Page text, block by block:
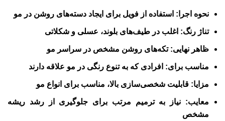
نحوه اجرا: استفاده از فویل برای ایجاد دسته‌های روشن در مو
تناژ رنگ: اغلب در طیف‌های بلوند، عسلی و شکلاتی
ظاهر نهایی: تکه‌های روشن مشخص در سراسر مو
مناسب برای: افرادی که به تنوع رنگی در مو علاقه دارند
مزایا: قابلیت شخصی‌سازی بالا، مناسب برای انواع مو
معایب: نیاز به ترمیم مرتب برای جلوگیری از رشد ریشه
مشخص